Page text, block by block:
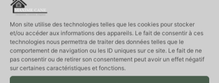
Mon site utilise des technologies telles que les cookies pour stocker
et/ou accéder aux informations des appareils. Le fait de consentir à ces
technologies nous permettra de traiter des données telles que le
comportement de navigation ou les ID uniques sur ce site. Le fait de ne
pas consentir ou de retirer son consentement peut avoir un effet négatif
sur certaines caractéristiques et fonctions.